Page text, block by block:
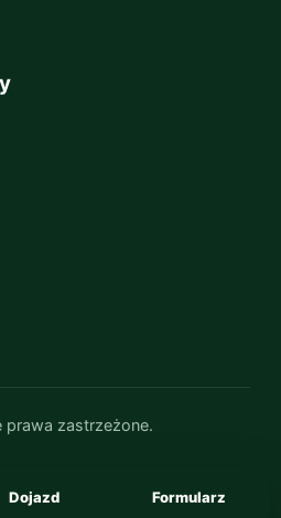
prawa zastrzeżone.
Dojazd Formularz